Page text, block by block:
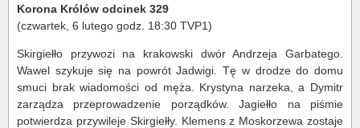
Korona Królów odcinek 329
(czwartek, 6 lutego godz. 18:30 TVP1)
Skirgiełło przywozi na krakowski dwór Andrzeja Garbatego.
Wawel szykuje się na powrót Jadwigi. Tę w drodze do domu
smuci brak wiadomości od męża. Krystyna narzeka, a Dymitr
zarządza przeprowadzenie porządków. Jagiełło na piśmie
potwierdza przywileje Skirgiełły. Klemens z Moskorzewa zostaje